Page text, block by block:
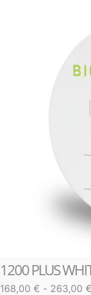
1200 PLUS
168,00 € - 263,00 €